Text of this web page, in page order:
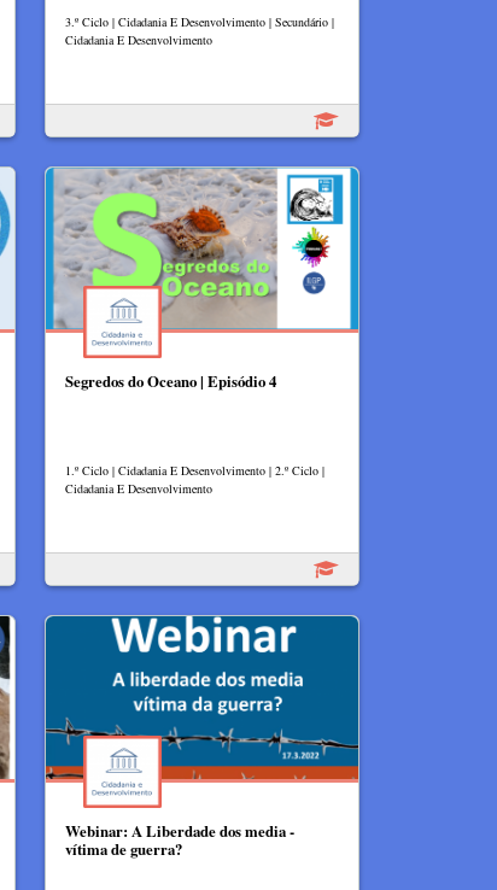
3.º Ciclo | Cidadania E Desenvolvimento | Secundário |
Cidadania E Desenvolvimento
Segredos do Oceano | Episódio 4
1.º Ciclo | Cidadania E Desenvolvimento | 2.º Ciclo |
Cidadania E Desenvolvimento
Webinar: A Liberdade dos media -
vítima de guerra?